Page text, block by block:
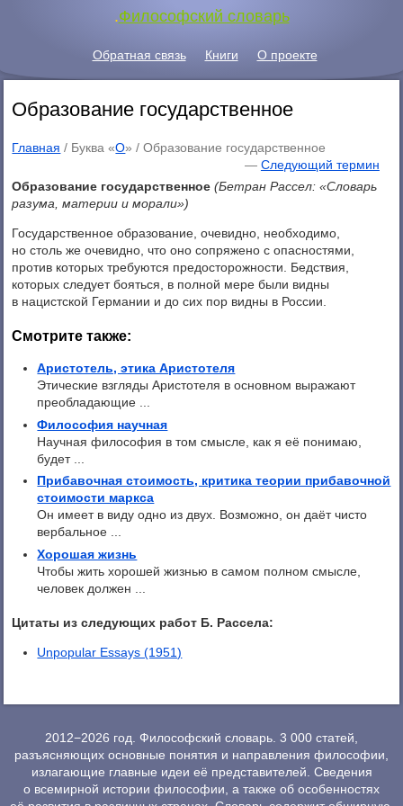
.Философский словарь
Обратная связь Книги О проекте
Образование государственное
Главная / Буква «О» /Образование государственное
— Следующий термин
Образование государственное (Бетран Рассел: «Словарь
разума, материи и морали»)
Государственное образование, очевидно, необходимо,
но столь же очевидно, что оно сопряжено с опасностями,
против которых требуются предосторожности. Бедствия,
которых следует бояться, в полной мере были видны
в нацистской Германии и до сих пор видны в России.
Смотрите также:
Аристотель, этика Аристотеля
Этические взгляды Аристотеля в основном выражают
преобладающие ...
Философия научная
Научная философия в том смысле, как я её понимаю,
будет ...
Прибавочная стоимость, критика теории прибавочной
стоимости маркса
Он имеет в виду одно из двух. Возможно, он даёт чисто
вербальное ...
Хорошая жизнь
Чтобы жить хорошей жизнью в самом полном смысле,
человек должен ...
Цитаты из следующих работ Б. Рассела:
Unpopular Essays (1951)
2012−2026 год. Философский словарь. 3 000 статей,
разъясняющих основные понятия и направления философии,
излагающие главные идеи её представителей. Сведения
о всемирной истории философии, а также об особенностях